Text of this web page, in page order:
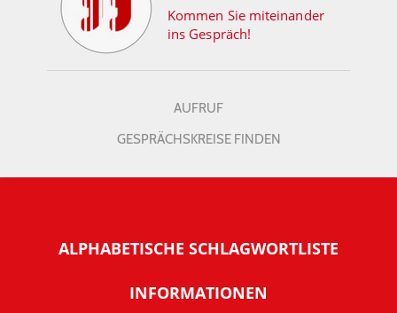
Kommen Sie miteinander
ins Gespräch!
AUFRUF
GESPRÄCHSKREISE FINDEN
ALPHABETISCHE SCHLAGWORTLISTE
INFORMATIONEN